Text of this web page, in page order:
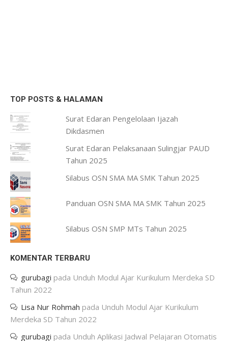
TOP POSTS & HALAMAN
Surat Edaran Pengelolaan Ijazah
Dikdasmen
Surat Edaran Pelaksanaan Sulingjar PAUD
Tahun 2025
Silabus OSN SMA MA SMK Tahun 2025
Panduan OSN SMA MA SMK Tahun 2025
Silabus OSN SMP MTs Tahun 2025
KOMENTAR TERBARU
gurubagi pada Unduh Modul Ajar Kurikulum Merdeka SD
Tahun 2022
Lisa Nur Rohmah pada Unduh Modul Ajar Kurikulum
Merdeka SD Tahun 2022
gurubagi pada Unduh Aplikasi Jadwal Pelajaran Otomatis